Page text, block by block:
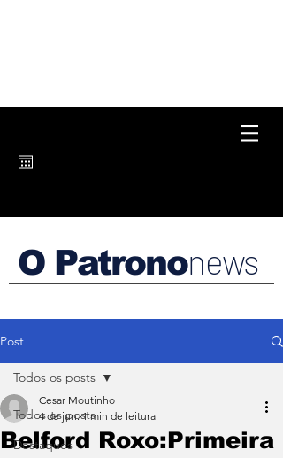
O Patrononews
Post
Todos os posts
Destaques
Todos os posts
Belford Roxo:Primeira
Cesar Moutinho
4 de jun. 1 min de leitura